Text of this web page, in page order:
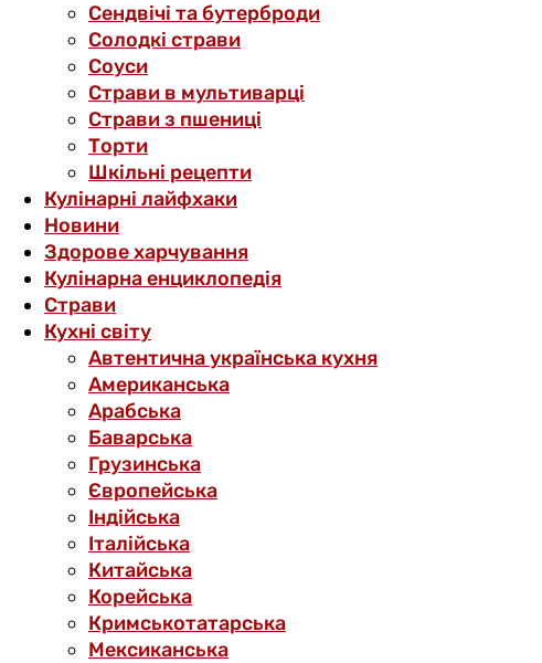
Сендвічі та бутерброди
Солодкі страви
Соуси
Страви в мультиварці
Страви з пшениці
Торти
Шкільні рецепти
Кулінарні лайфхаки
Новини
Здорове харчування
Кулінарна енциклопедія
Страви
Кухні світу
Автентична українська кухня
Американська
Арабська
Баварська
Грузинська
Європейська
Індійська
Італійська
Китайська
Корейська
Кримськотатарська
Мексиканська